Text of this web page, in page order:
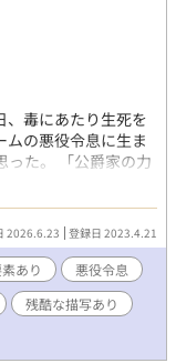
、毒にあたり生死を
の悪役令息に生ま
った。 「公爵家の力
！」 押し花作りが
ムのストーリーなど
一変。その変化に周
生！現場に一輪の花
れがゲームのスト
るという理由で事
登場人物であり主
スと行動を共にす
イトにて重複掲載
2026.6.23 登録日 2023.4.21
あり
悪役令息
残酷な描写あり